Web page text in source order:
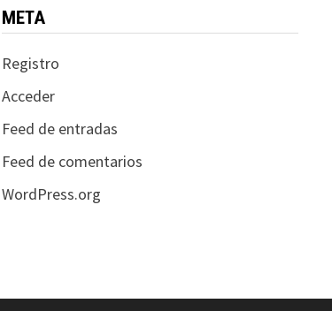
META
Registro
Acceder
Feed de entradas
Feed de comentarios
WordPress.org